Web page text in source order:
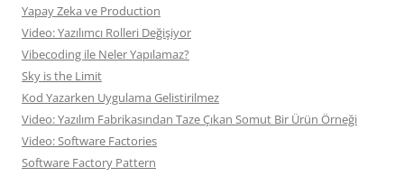
Yapay Zeka ve Production
Video: Yazılımcı Rolleri Değişiyor
Vibecoding ile Neler Yapılamaz?
Sky is the Limit
Kod Yazarken Uygulama Gelistirilmez
Video: Yazılım Fabrikasından Taze Çıkan Somut Bir Ürün Örneği
Video: Software Factories
Software Factory Pattern